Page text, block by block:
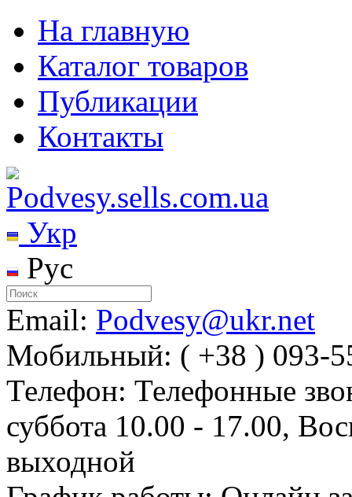
На главную
Каталог товаров
Публикации
Контакты
Укр
Рус
Email: Podvesy@ukr.net
Мобильный: ( +38 ) 093-
Телефон: Телефонные
суббота 10.00 - 17.00,
выходной